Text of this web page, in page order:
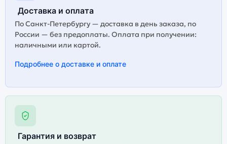
Доставка и оплата
По Санкт-Петербургу — доставка в день заказа, по
России — без предоплаты. Оплата при получении:
наличными или картой.
Подробнее о доставке и оплате
Гарантия и возврат